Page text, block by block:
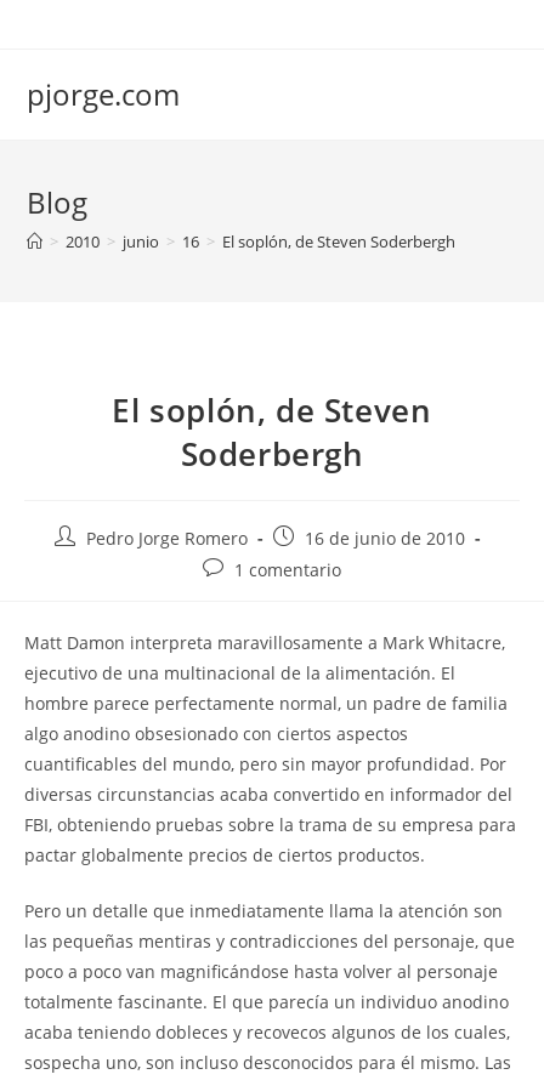
pjorge.com
Blog
> 2010 > junio > 16 > El soplón, de Steven Soderbergh
El soplón, de Steven
Soderbergh
AutorPedro Jorge Romero
Publicación
de
16 de junio de 2010
Comentarios
entrada:
1 comentario
Matt Damon interpreta maravillosamente a Mark Whitacre,
ejecutivo de una multinacional de la alimentación. El
hombre parece perfectamente normal, un padre de familia
algo anodino obsesionado con ciertos aspectos
cuantificables del mundo, pero sin mayor profundidad. Por
diversas circunstancias acaba convertido en informador del
FBI, obteniendo pruebas sobre la trama de su empresa para
pactar globalmente precios de ciertos productos.
Pero un detalle que inmediatamente llama la atención son
las pequeñas mentiras y contradicciones del personaje, que
poco a poco van magnificándose hasta volver al personaje
totalmente fascinante. El que parecía un individuo anodino
acaba teniendo dobleces y recovecos algunos de los cuales,
sospecha uno, son incluso desconocidos para él mismo. Las